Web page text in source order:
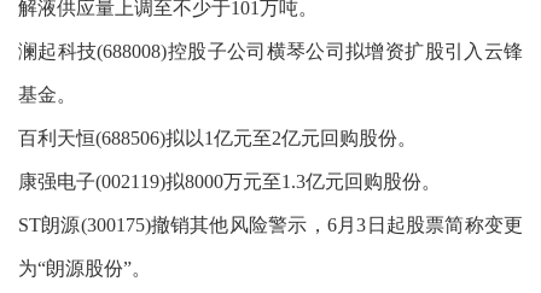
解液供应量上调至不少于101万吨。
澜起科技(688008)控股子公司横琴公司拟增资扩股引入云锋
基金。
百利天恒(688506)拟以1亿元至2亿元回购股份。
康强电子(002119)拟8000万元至1.3亿元回购股份。
ST朗源(300175)撤销其他风险警示，6月3日起股票简称变更
为“朗源股份”。